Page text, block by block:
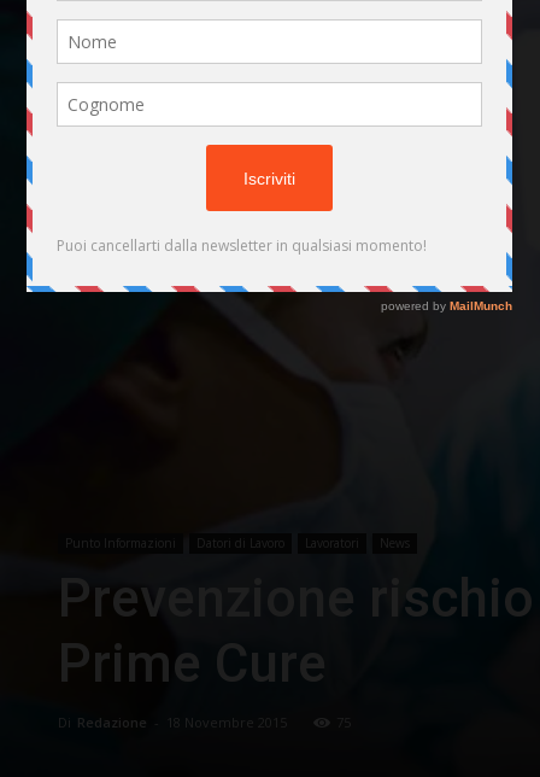
Punto Informazioni Datori di Lavoro Lavoratori News
Prevenzione
Prime Cure
Di Redazione 18 Novembre 2015